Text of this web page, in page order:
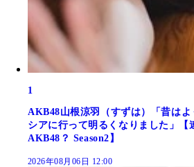
1
AKB48山根涼羽（すずは）「昔は
シアに行って明るくなりました」【
AKB48？ Season2】
2026年08月06日 12:00